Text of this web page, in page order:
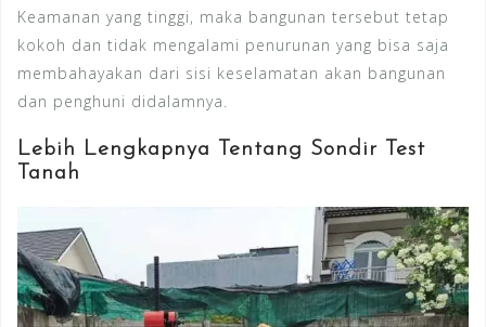
Keamanan yang tinggi, maka bangunan tersebut tetap
kokoh dan tidak mengalami penurunan yang bisa saja
membahayakan dari sisi keselamatan akan bangunan
dan penghuni didalamnya.
Lebih Lengkapnya Tentang Sondir Test
Tanah